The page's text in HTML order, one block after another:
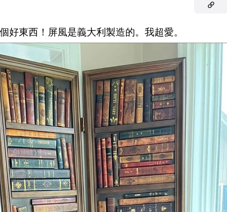
好東西！屏風是義大利製造的。我超愛。